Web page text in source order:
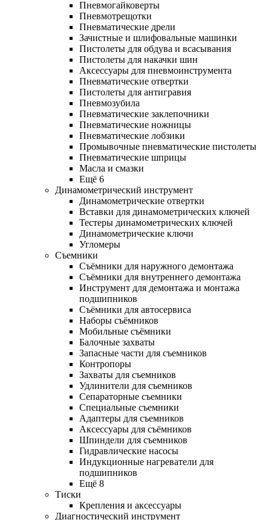
Пневмогайковерты
Пневмотрещотки
Пневматические дрели
Зачистные и шлифовальные машинки
Пистолеты для обдува и всасывания
Пистолеты для накачки шин
Аксессуары для пневмоинструмента
Пневматические отвертки
Пистолеты для антигравия
Пневмозубила
Пневматические заклепочники
Пневматические ножницы
Пневматические лобзики
Промывочные пневматические пистолеты
Пневматические шприцы
Масла и смазки
Ещё 6
Динамометрический инструмент
Динамометрические отвертки
Вставки для динамометрических ключей
Тестеры динамометрических ключей
Динамометрические ключи
Угломеры
Съемники
Съёмники для наружного демонтажа
Съёмники для внутреннего демонтажа
Инструмент для демонтажа и монтажа
подшипников
Съёмники для автосервиса
Наборы съёмников
Мобильные съёмники
Балочные захваты
Запасные части для съемников
Контропоры
Захваты для съемников
Удлинители для съемников
Сепараторные съемники
Специальные съемники
Адаптеры для съемников
Аксессуары для съёмников
Шпиндели для съемников
Гидравлические насосы
Индукционные нагреватели для
подшипников
Ещё 8
Тиски
Крепления и аксессуары
Диагностический инструмент